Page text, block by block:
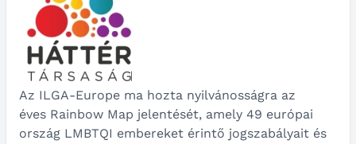
Az ILGA-Europe ma hozta nyilvánosságra az
éves Rainbow Map jelentését, amely 49 európai
ország LMBTQI embereket érintő jogszabályait és